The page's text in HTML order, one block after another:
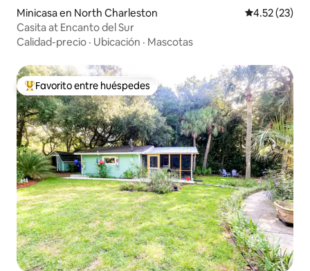
Minicasa en North Charleston Calificación
4.52 (23)
Casita at Encanto del Sur
Calidad-precio · Ubicación · Mascotas
Favorito entre huéspedes preferido
Favorito entre huéspedes